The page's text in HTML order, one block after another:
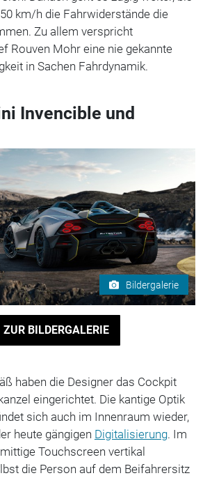
km/h die Fahrwiderstände die
Zu allem verspricht
Rouven Mohr eine nie gekannte
in Sachen Fahrdynamik.
Invencible und
Bildergalerie
ZUR BILDERGALERIE
haben die Designer das Cockpit
eingerichtet. Die kantige Optik
sich auch im Innenraum wieder,
heute gängigen Digitalisierung. Im
Touchscreen vertikal
die Person auf dem Beifahrersitz